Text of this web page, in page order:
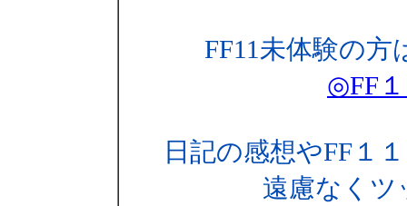
FF11未体験の
◎FF
日記の感想やFF１
遠慮なくツ